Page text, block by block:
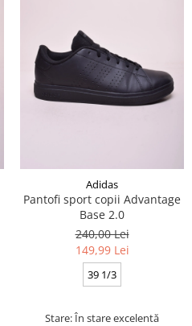
Adidas
Pantofi sport copii Advantage
Base 2.0
240,00 Lei
149,99 Lei
39 1/3
Stare: În stare excelentă